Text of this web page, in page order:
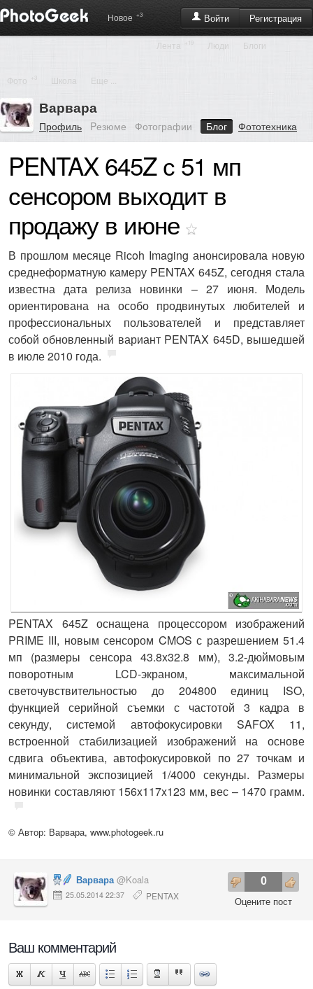
Войти Регистрация
Новое +3
Лента +19 Люди Блоги
Фото Школа Еще ...
Варвара
Профиль Pезюме Фотографии Блог Фототехника
PENTAX 645Z с 51 мп
сенсором выходит в
продажу в июне
В прошлом месяце Ricoh Imaging анонсировала новую
среднеформатную камеру PENTAX 645Z, сегодня стала
известна дата релиза новинки – 27 июня. Модель
ориентирована на особо продвинутых любителей и
профессиональных пользователей и представляет
собой обновленный вариант PENTAX 645D, вышедшей
в июле 2010 года.
PENTAX 645Z оснащена процессором изображений
PRIME III, новым сенсором CMOS с разрешением 51.4
мп (размеры сенсора 43.8x32.8 мм), 3.2-дюймовым
поворотным LCD-экраном, максимальной
светочувствительностью до 204800 единиц ISO,
функцией серийной съемки с частотой 3 кадра в
секунду, системой автофокусировки SAFOX 11,
встроенной стабилизацией изображений на основе
сдвига объектива, автофокусировкой по 27 точкам и
минимальной экспозицией 1/4000 секунды. Размеры
новинки составляют 156x117x123 мм, вес – 1470 грамм.
© Автор: Варвара, www.photogeek.ru
0
Оцените пост
Варвара @Koala
25.05.2014 22:37 PENTAX
Ваш комментарий